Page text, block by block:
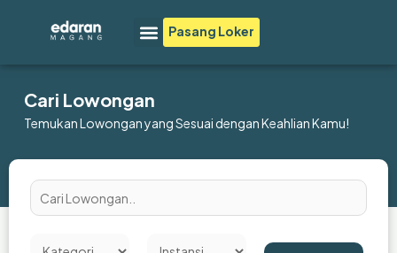
Menu
Pasang Loker
Cari Lowongan
Temukan Lowongan yang Sesuai dengan Keahlian Kamu!